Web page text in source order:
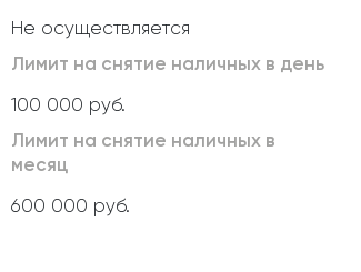
Не осуществляется
Лимит на снятие наличных в день
100 000 руб.
Лимит на снятие наличных в
месяц
600 000 руб.